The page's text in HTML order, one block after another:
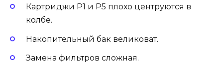
Картриджи Р1 и Р5 плохо центруются в
колбе.
Накопительный бак великоват.
Замена фильтров сложная.